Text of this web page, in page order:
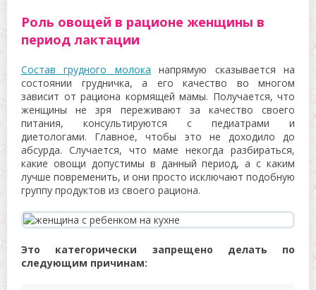
Роль овощей в рационе женщины в
период лактации
Состав грудного молока напрямую сказывается на
состоянии грудничка, а его качество во многом
зависит от рациона кормящей мамы. Получается, что
женщины не зря переживают за качество своего
питания, консультируются с педиатрами и
диетологами. Главное, чтобы это не доходило до
абсурда. Случается, что маме некогда разбираться,
какие овощи допустимы в данный период, а с каким
лучше повременить, и они просто исключают подобную
группу продуктов из своего рациона.
Это категорически запрещено делать по
следующим причинам: